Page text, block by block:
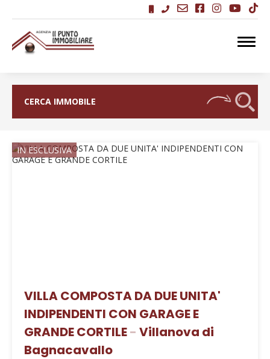
CERCA IMMOBILE
IN ESCLUSIVA
VILLA COMPOSTA DA DUE UNITA'
INDIPENDENTI CON GARAGE E
GRANDE CORTILE- Villanova di
Bagnacavallo